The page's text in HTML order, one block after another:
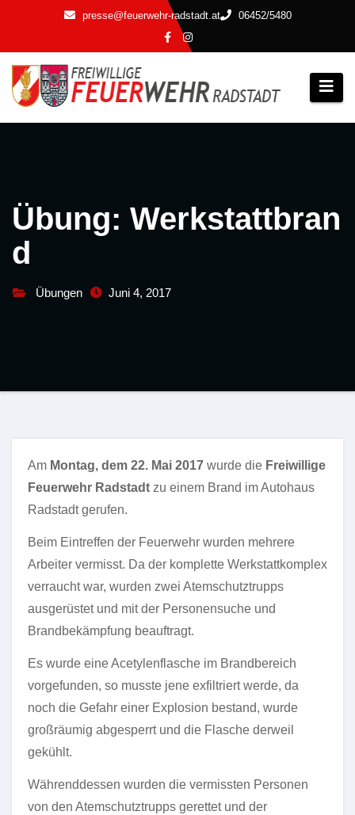
springen
presse@feuerwehr-radstadt.at 06452/5480
Übung: Werkstattbran
d
Übungen Juni 4, 2017
Am Montag, dem 22. Mai 2017 wurde die Freiwillige
Feuerwehr Radstadt zu einem Brand im Autohaus
Radstadt gerufen.
Beim Eintreffen der Feuerwehr wurden mehrere
Arbeiter vermisst. Da der komplette Werkstattkomplex
verraucht war, wurden zwei Atemschutztrupps
ausgerüstet und mit der Personensuche und
Brandbekämpfung beauftragt.
Es wurde eine Acetylenflasche im Brandbereich
vorgefunden, so musste jene exfiltriert werde, da
noch die Gefahr einer Explosion bestand, wurde
großräumig abgesperrt und die Flasche derweil
gekühlt.
Währenddessen wurden die vermissten Personen
von den Atemschutztrupps gerettet und der